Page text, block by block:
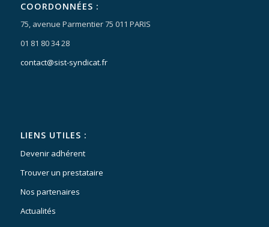
COORDONNÉES :
75, avenue Parmentier 75 011 PARIS
01 81 80 34 28
contact@sist-syndicat.fr
LIENS UTILES :
Devenir adhérent
Trouver un prestataire
Nos partenaires
Actualités